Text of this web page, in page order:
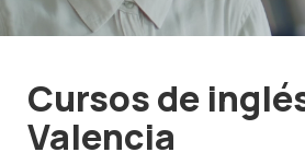
Cursos de
Valencia